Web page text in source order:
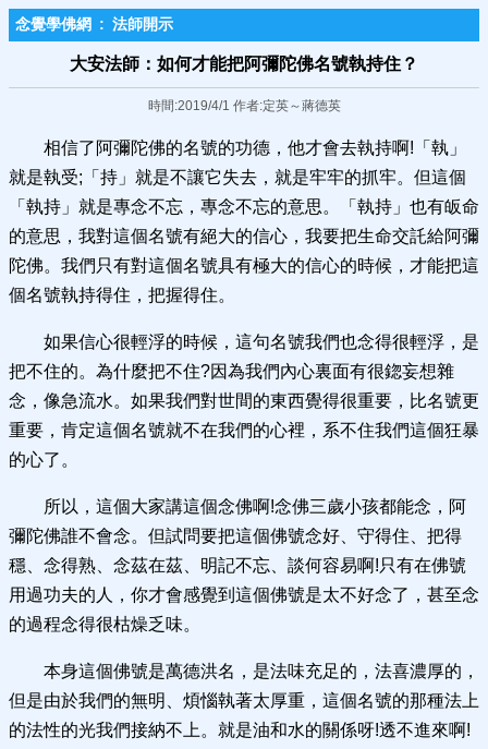
念覺學佛網 : 法師開示
大安法師：如何才能把阿彌陀佛名號執持住？
時間:2019/4/1 作者:定英～蔣德英
相信了阿彌陀佛的名號的功德，他才會去執持啊!「執」
就是執受;「持」就是不讓它失去，就是牢牢的抓牢。但這個
「執持」就是專念不忘，專念不忘的意思。「執持」也有皈命
的意思，我對這個名號有絕大的信心，我要把生命交託給阿彌
陀佛。我們只有對這個名號具有極大的信心的時候，才能把這
個名號執持得住，把握得住。
如果信心很輕浮的時候，這句名號我們也念得很輕浮，是
把不住的。為什麼把不住?因為我們內心裏面有很鍃妄想雜
念，像急流水。如果我們對世間的東西覺得很重要，比名號更
重要，肯定這個名號就不在我們的心裡，系不住我們這個狂暴
的心了。
所以，這個大家講這個念佛啊!念佛三歲小孩都能念，阿
彌陀佛誰不會念。但試問要把這個佛號念好、守得住、把得
穩、念得熟、念茲在茲、明記不忘、談何容易啊!只有在佛號
用過功夫的人，你才會感覺到這個佛號是太不好念了，甚至念
的過程念得很枯燥乏味。
本身這個佛號是萬德洪名，是法味充足的，法喜濃厚的，
但是由於我們的無明、煩惱執著太厚重，這個名號的那種法上
的法性的光我們接納不上。就是油和水的關係呀!透不進來啊!